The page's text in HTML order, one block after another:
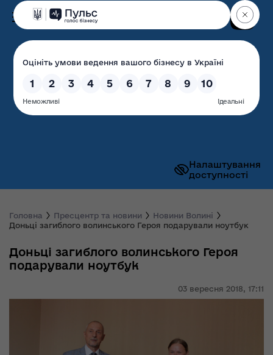
Налаштування
доступності
Волинська обласна
державна адміністрація
Головна Пресцентр та новини
Новини Волині
Доньці загиблого волинського Героя подарували ноутбук
03 вересня 2018, 17:11
Доньці загиблого волинського Героя
подарували ноутбук